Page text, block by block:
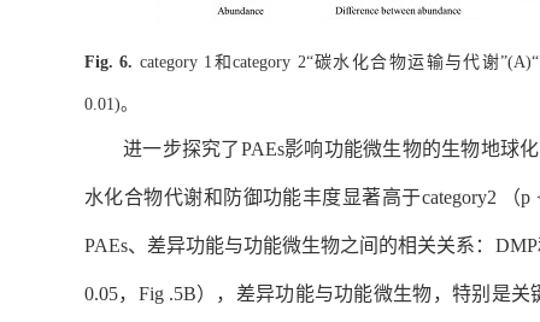
Fig. 6. category 1 和category 2“碳水化合物运输与代谢”(A)“
0.01)。
进一步探究了PAEs影响功能微生物的生物地球
水化合物代谢和防御功能丰度显著高于category2 （p
PAEs、差异功能与功能微生物之间的相关关系： DMP
0.05， Fig .5B），差异功能与功能微生物，特别是关